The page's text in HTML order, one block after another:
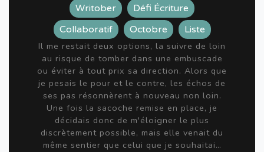
Writober
Défi Écriture
Collaboratif
Octobre
Liste
Il me restait deux options, la suivre de loin
au risque de tomber dans une embuscade
ou éviter à tout prix sa direction. Alors que
je pesais le pour et le contre, les échos de
ses pas résonnèrent à nouveau non loin.
Une fois la sacoche remise en place, je
décidais donc de m'éloigner le plus
discrètement possible, mais elle venait du
même sentier que celui que je souhaitai…